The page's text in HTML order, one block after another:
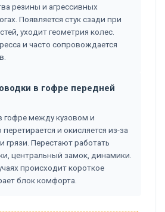
резины и агрессивных
Появляется стук сзади при
уходит геометрия колес.
и часто сопровождается
в гофре передней
гофре между кузовом и
и окисляется из-за
грязи. Перестают работать
центральный замок, динамики.
происходит короткое
блок комфорта.